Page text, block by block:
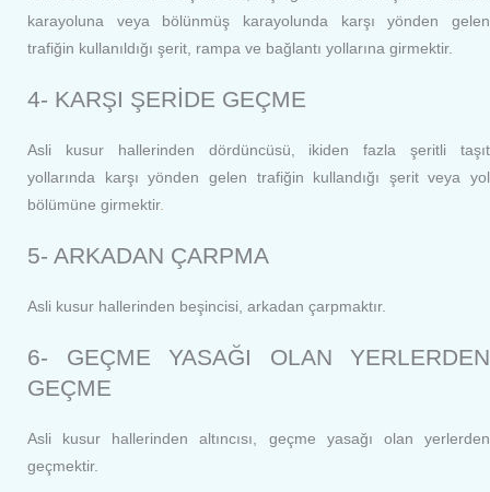
karayoluna veya bölünmüş karayolunda karşı yönden gelen
trafiğin kullanıldığı şerit, rampa ve bağlantı yollarına girmektir.
4- KARŞI ŞERİDE GEÇME
Asli kusur hallerinden dördüncüsü, ikiden fazla şeritli taşıt
yollarında karşı yönden gelen trafiğin kullandığı şerit veya yol
bölümüne girmektir.
5- ARKADAN ÇARPMA
Asli kusur hallerinden beşincisi, arkadan çarpmaktır.
6- GEÇME YASAĞI OLAN YERLERDEN
GEÇME
Asli kusur hallerinden altıncısı, geçme yasağı olan yerlerden
geçmektir.